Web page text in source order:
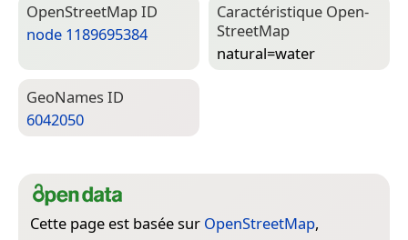
Open­Street­Map ID
node 1189695384
Caractéristique Open­
Street­Map
natural=­water
Geo­Names ID
6042050
Cette page est basée sur OpenStreetMap,